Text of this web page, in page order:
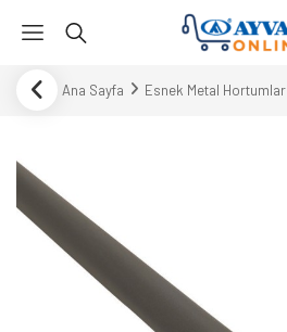
Ana Sayfa Esnek Metal Hortumlar